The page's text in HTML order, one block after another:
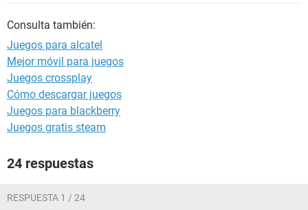
Consulta también:
Juegos para alcatel
Mejor móvil para juegos
Juegos crossplay
Cómo descargar juegos
Juegos para blackberry
Juegos gratis steam
24 respuestas
RESPUESTA 1 / 24